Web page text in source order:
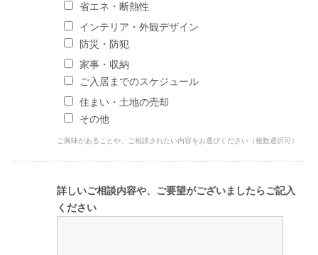
省エネ・断熱性
インテリア・外観デザイン
防災・防犯
家事・収納
ご入居までのスケジュール
住まい・土地の売却
その他
ご興味があることや、ご相談されたい内容をお選びください（複数選択可）
詳しいご相談内容や、ご要望がございましたらご記入
ください